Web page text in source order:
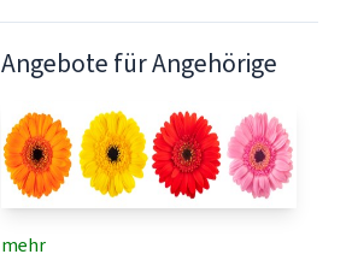
Angebote für Angehörige
mehr